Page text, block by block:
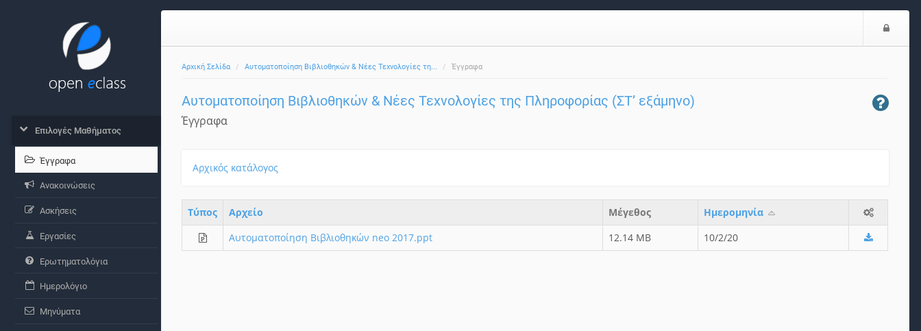
Αρχική Σελίδα Αυτοματοποίηση Βιβλιοθηκών & Νέες Τεχνολογίες τη... Έγγραφα
Αυτοματοποίηση Βιβλιοθηκών & Νέες Τεχνολογίες της Πληροφορίας (ΣΤ’ εξάμηνο)
Έγγραφα
Αρχικός κατάλογος
Τύπος Aρχείο Μέγεθος
Ημερομηνία
Αυτοματοποίηση Βιβλιοθηκών neo 2017.ppt
12.14 MB 10/2/20
Επιλογές Μαθήματος
Έγγραφα
Ανακοινώσεις
Ασκήσεις
Εργασίες
Ερωτηματολόγια
Ημερολόγιο
Μηνύματα